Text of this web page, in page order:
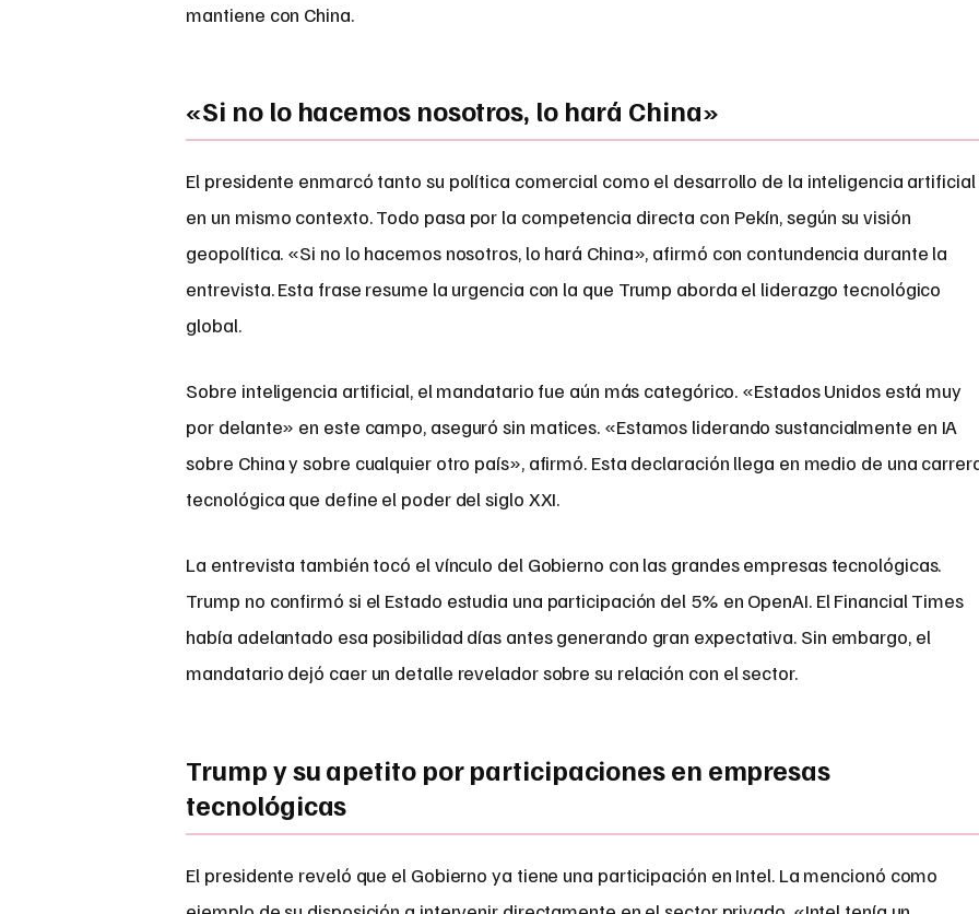
mantiene con China.
«Si no lo hacemos nosotros, lo hará China»
El presidente enmarcó tanto su política comercial como el desarrollo de la inteligencia artificial
en un mismo contexto. Todo pasa por la competencia directa con Pekín, según su visión
geopolítica. «Si no lo hacemos nosotros, lo hará China», afirmó con contundencia durante la
entrevista. Esta frase resume la urgencia con la que Trump aborda el liderazgo tecnológico
global.
Sobre inteligencia artificial, el mandatario fue aún más categórico. «Estados Unidos está muy
por delante» en este campo, aseguró sin matices. «Estamos liderando sustancialmente en IA
sobre China y sobre cualquier otro país», afirmó. Esta declaración llega en medio de una
tecnológica que define el poder del siglo XXI.
La entrevista también tocó el vínculo del Gobierno con las grandes empresas tecnológicas.
Trump no confirmó si el Estado estudia una participación del 5% en OpenAI. El Financial Times
había adelantado esa posibilidad días antes generando gran expectativa. Sin embargo, el
mandatario dejó caer un detalle revelador sobre su relación con el sector.
Trump y su apetito por participaciones en empresas
tecnológicas
El presidente reveló que el Gobierno ya tiene una participación en Intel. La mencionó como